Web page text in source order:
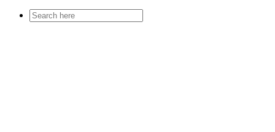
Search
for: